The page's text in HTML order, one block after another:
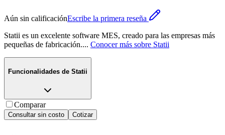
Aún sin calificaciónEscribe la primera reseña
Statii es un excelente software MES, creado para las empresas más
pequeñas de fabricación.... Conocer más sobre Statii
Funcionalidades de Statii
Comparar
Consultar sin costo Cotizar